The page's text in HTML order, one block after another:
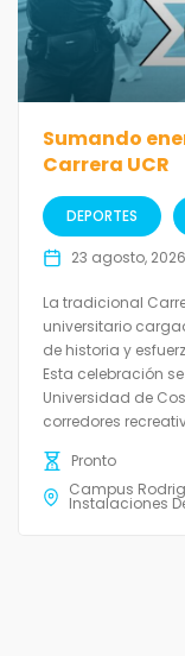
Sumando
Carrera UCR
DEPORTES
23 agosto, 2026
La tradicional
universitario
de historia y
Esta celebración
Universidad de
corredores
Pronto
Campus
Instalaciones